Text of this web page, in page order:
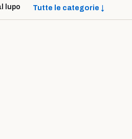
lupo Tutte le categorie ↓